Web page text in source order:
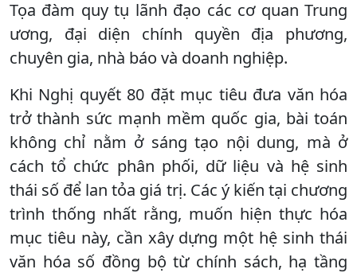
Tọa đàm quy tụ lãnh đạo các cơ quan Trung
ương, đại diện chính quyền địa phương,
chuyên gia, nhà báo và doanh nghiệp.
Khi Nghị quyết 80 đặt mục tiêu đưa văn hóa
trở thành sức mạnh mềm quốc gia, bài toán
không chỉ nằm ở sáng tạo nội dung, mà ở
cách tổ chức phân phối, dữ liệu và hệ sinh
thái số để lan tỏa giá trị. Các ý kiến tại chương
trình thống nhất rằng, muốn hiện thực hóa
mục tiêu này, cần xây dựng một hệ sinh thái
văn hóa số đồng bộ từ chính sách, hạ tầng